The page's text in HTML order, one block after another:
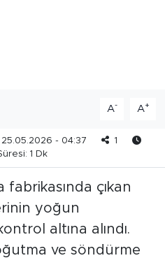
A- A+
25.05.2026 - 04:37
1
1 Dk
çıkan
yoğun
altına alındı.
ve söndürme